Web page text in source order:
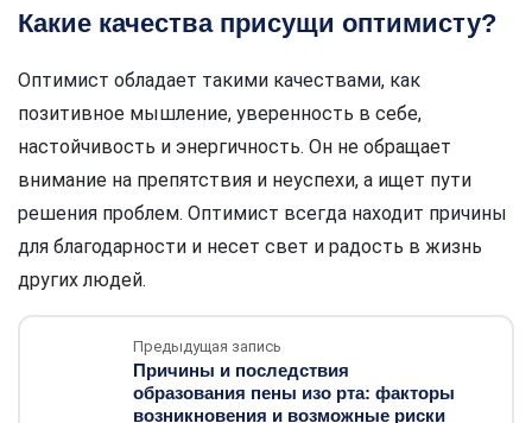
Какие качества присущи оптимисту?
Оптимист обладает такими качествами, как
позитивное мышление, уверенность в себе,
настойчивость и энергичность. Он не обращает
внимание на препятствия и неуспехи, а ищет пути
решения проблем. Оптимист всегда находит причины
для благодарности и несет свет и радость в жизнь
других людей.
Предыдущая запись
Причины и последствия
образования пены изо рта: факторы
возникновения и возможные риски